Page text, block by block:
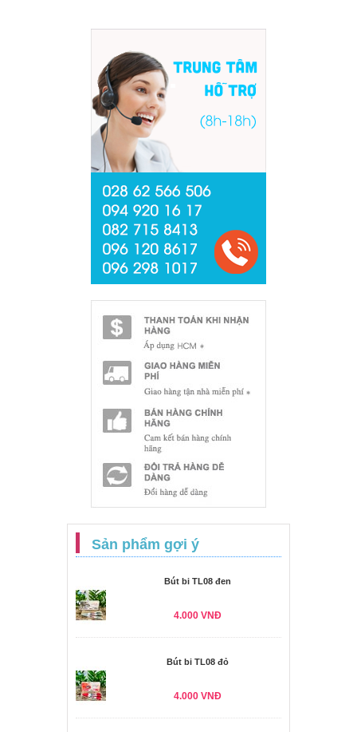
Sản phẩm gợi ý
Bút bi TL08 đen
4.000 VNĐ
Bút bi TL08 đỏ
4.000 VNĐ